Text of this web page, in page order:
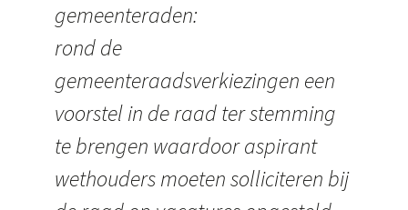
gemeenteraden:
rond de
gemeenteraadsverkiezingen een
voorstel in de raad ter stemming
te brengen waardoor aspirant
wethouders moeten solliciteren bij